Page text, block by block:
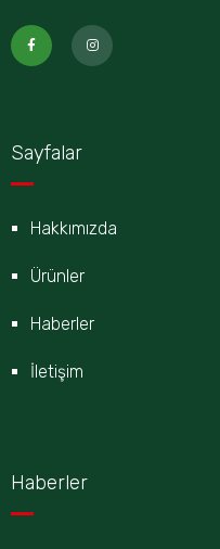
Sayfalar
Hakkımızda
Ürünler
Haberler
İletişim
Haberler